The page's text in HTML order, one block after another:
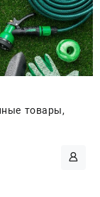
товары,